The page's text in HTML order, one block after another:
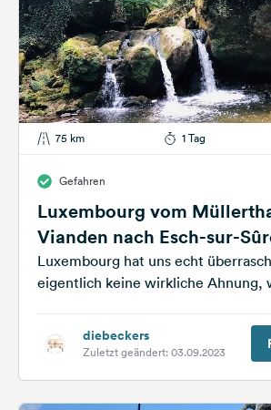
75 km 1 Tag
Gefahren
Luxembourg vom
Vianden nach Esch-sur-
Luxembourg hat uns echt
eigentlich keine wirkliche Ahnung,
diebeckers
Zuletzt geändert: 03.09.2023